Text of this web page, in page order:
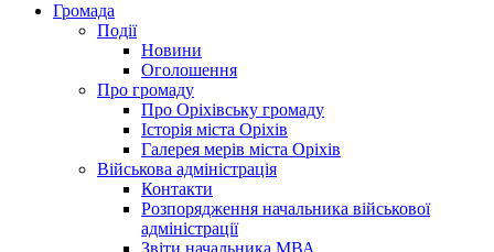
Громада
Події
Новини
Оголошення
Про громаду
Про Оріхівську громаду
Історія міста Оріхів
Галерея мерів міста Оріхів
Військова адміністрація
Контакти
Розпорядження начальника військової
адміністрації